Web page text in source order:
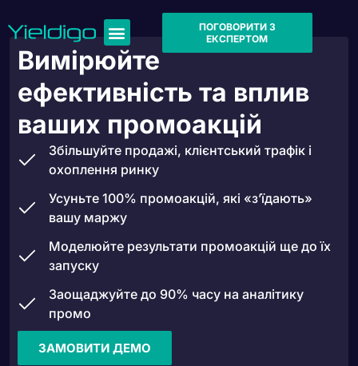
ПОГОВОРИТИ З
ЕКСПЕРТОМ
Вимірюйте
ефективність та вплив
ваших промоакцій
Збільшуйте продажі, клієнтський трафік і
охоплення ринку
Усуньте 100% промоакцій, які «з’їдають»
вашу маржу
Моделюйте результати промоакцій ще до їх
запуску
Заощаджуйте до 90% часу на аналітику
промо
ЗАМОВИТИ ДЕМО